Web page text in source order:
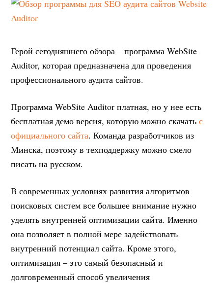
Герой сегодняшнего обзора – программа WebSite
Auditor, которая предназначена для проведения
профессионального аудита сайтов.
Программа WebSite Auditor платная, но у нее есть
бесплатная демо версия, которую можно скачатьс
официального сайта. Команда разработчиков из
Минска, поэтому в техподдержку можно смело
писать на русском.
В современных условиях развития алгоритмов
поисковых систем все большее внимание нужно
уделять внутренней оптимизации сайта. Именно
она позволяет в полной мере задействовать
внутренний потенциал сайта. Кроме этого,
оптимизация – это самый безопасный и
долговременный способ увеличения